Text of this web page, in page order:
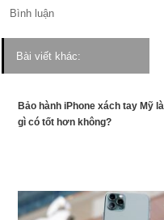
Bình luận
Bài viết khác:
Bảo hành iPhone xách tay Mỹ là
gì có tốt hơn không?